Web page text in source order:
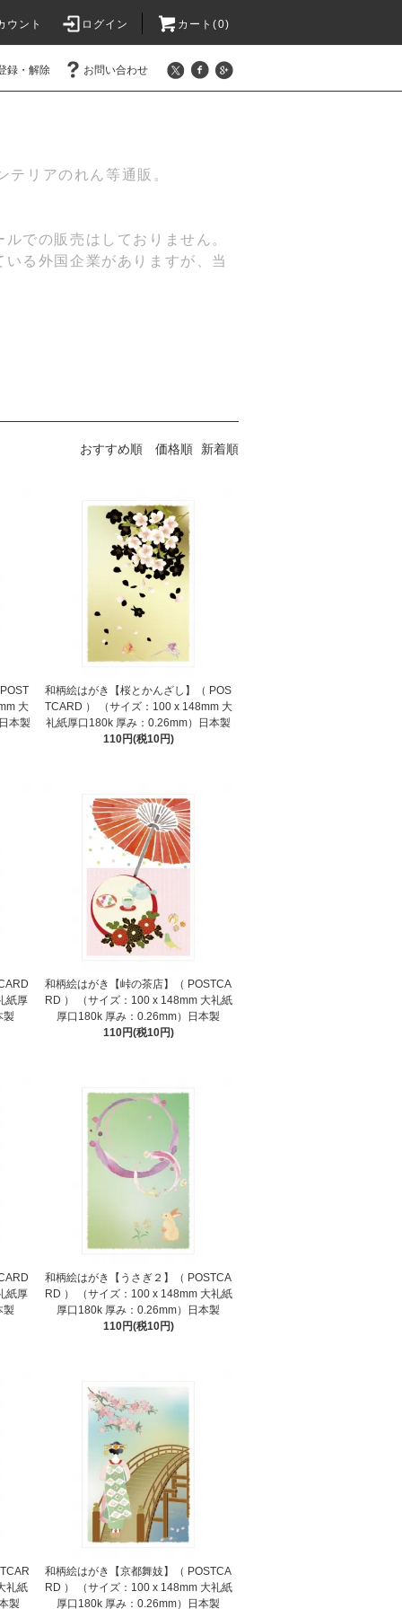
ウント ログイン カート(0)
録・解除 お問い合わせ
リアのれん等通販。
での販売はしておりません。
る外国企業がありますが、当
おすすめ順 価格順 新着順
大
本製
和柄絵はがき【桜とかんざし】（ POS
TCARD ） （サイズ：100 x 148mm 大
礼紙厚口180k 厚み：0.26mm）日本製
110円(税10円)
紙厚
製
和柄絵はがき【峠の茶店】（ POSTCA
RD ） （サイズ：100 x 148mm 大礼紙
厚口180k 厚み：0.26mm）日本製
110円(税10円)
紙厚
製
和柄絵はがき【うさぎ２】（ POSTCA
RD ） （サイズ：100 x 148mm 大礼紙
厚口180k 厚み：0.26mm）日本製
110円(税10円)
礼紙
製
和柄絵はがき【京都舞妓】（ POSTCA
RD ） （サイズ：100 x 148mm 大礼紙
厚口180k 厚み：0.26mm）日本製